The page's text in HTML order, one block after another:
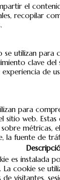
el
recopilar
se utilizan para
clave
de
para
sitio web. Estas
métricas,
la fuente de
es instalada
La cookie se
visitantes,